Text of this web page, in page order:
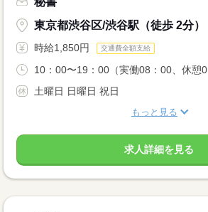
東京都渋谷区/渋谷駅（徒歩 2分）
時給1,850円 交通費全額支給
10：00〜19：00（実働08：00、休憩
土曜日 日曜日 祝日
もっと見る
求人詳細を見る